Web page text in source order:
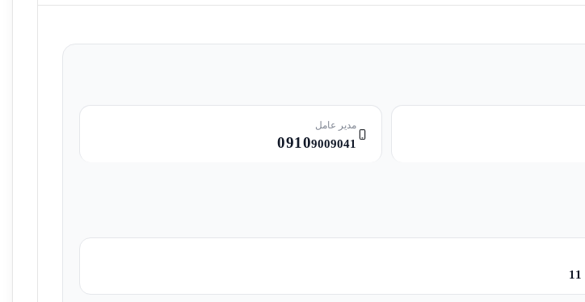
مدیر عامل
09109009041